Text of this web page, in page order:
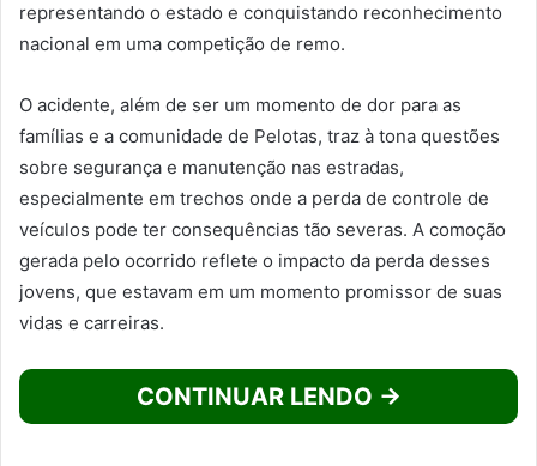
representando o estado e conquistando reconhecimento
nacional em uma competição de remo.
O acidente, além de ser um momento de dor para as
famílias e a comunidade de Pelotas, traz à tona questões
sobre segurança e manutenção nas estradas,
especialmente em trechos onde a perda de controle de
veículos pode ter consequências tão severas. A comoção
gerada pelo ocorrido reflete o impacto da perda desses
jovens, que estavam em um momento promissor de suas
vidas e carreiras.
CONTINUAR LENDO →